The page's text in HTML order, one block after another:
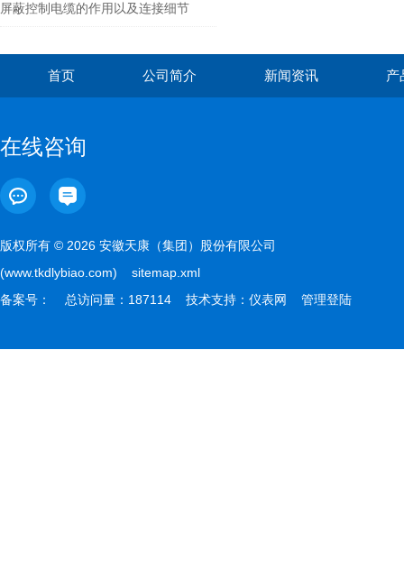
屏蔽控制电缆的作用以及连接细节
首页 公司简介 新闻资讯 产
在线咨询
版权所有 © 2026 安徽天康（集团）股份有限公司
(www.tkdlybiao.com) sitemap.xml
备案号：
总访问量：187114 技术支持： 仪表网 管理登陆